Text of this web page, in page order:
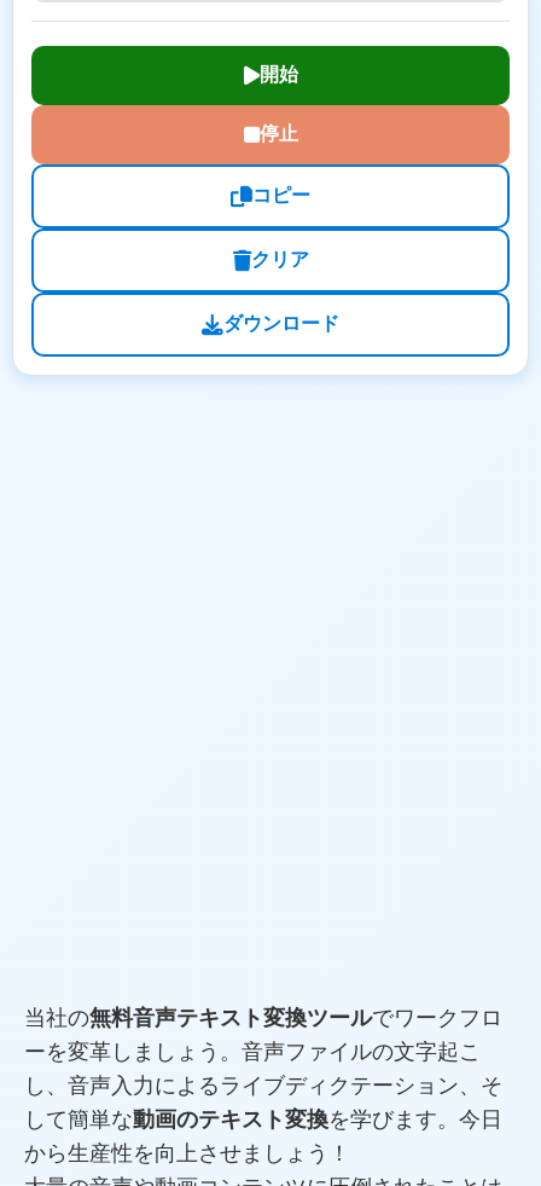
開始
停止
コピー
クリア
ダウンロード
当社の無料音声テキスト変換ツールでワークフロ
ーを変革しましょう。音声ファイルの文字起こ
し、音声入力によるライブディクテーション、そ
して簡単な動画のテキスト変換を学びます。今日
から生産性を向上させましょう！